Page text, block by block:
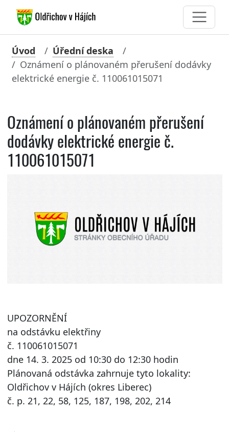
Úvod
Úřední deska
Oznámení o plánovaném přerušení dodávky
elektrické energie č. 110061015071
Oznámení o plánovaném přerušení
dodávky elektrické energie č.
110061015071
UPOZORNĚNÍ
na odstávku elektřiny
č. 110061015071
dne 14. 3. 2025 od 10:30 do 12:30 hodin
Plánovaná odstávka zahrnuje tyto lokality:
Oldřichov v Hájích (okres Liberec)
č. p. 21, 22, 58, 125, 187, 198, 202, 214